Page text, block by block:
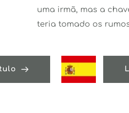
uma irmã, mas a
teria tomado os